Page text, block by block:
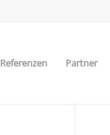
Referenzen Partner